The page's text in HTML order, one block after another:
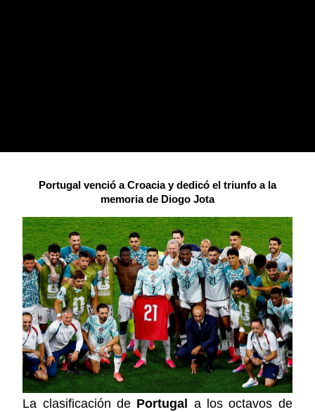
Portugal venció a Croacia y dedicó el triunfo a la
memoria de Diogo Jota
La clasificación de Portugal
a los octavos de